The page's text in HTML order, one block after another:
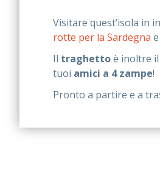
Visitare quest’isola in
rotte per la Sardegna
Il traghettoè inoltre
tuoi amici a 4 zampe!
Pronto a partire e a